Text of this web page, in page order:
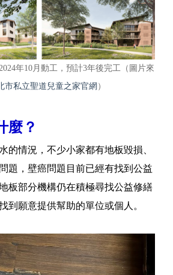
年10月動工，預計3年後完工（圖片來
市私立聖道兒童之家官網 ）
麼？
的情況，不少小家都有地板毀損、
題，壁癌問題目前已經有找到公益
板部分機構仍在積極尋找公益修繕
到願意提供幫助的單位或個人。